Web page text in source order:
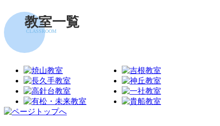
教室一覧
CLASSROOM